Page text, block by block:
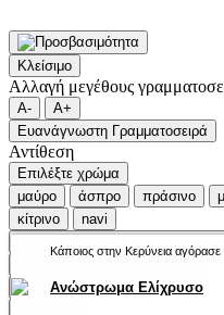
Κλείσιμο
Αλλαγή μεγέθους
A-
A+
Ευανάγνωστη Γραμματοσειρά
Αντίθεση
Επιλέξτε χρώμα
μαύρο
άσπρο πράσινο
κίτρινο
navi
Επαναφορά αρχικής κατάστασης
Αντιστροφή Χρωμάτων
Κάποιος στην Κερύνεια αγόρασε
Ανώστρωμα Ελίχρυσο